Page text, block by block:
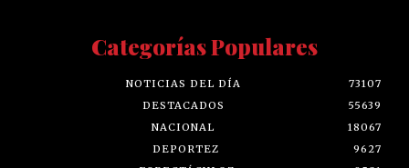
Categorías Populares
NOTICIAS DEL DÍA
73107
DESTACADOS
55639
NACIONAL
18067
DEPORTEZ
9627